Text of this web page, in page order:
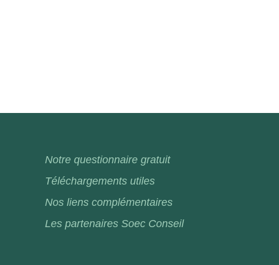
Notre questionnaire gratuit
Téléchargements utiles
Nos liens complémentaires
Les partenaires Soec Conseil